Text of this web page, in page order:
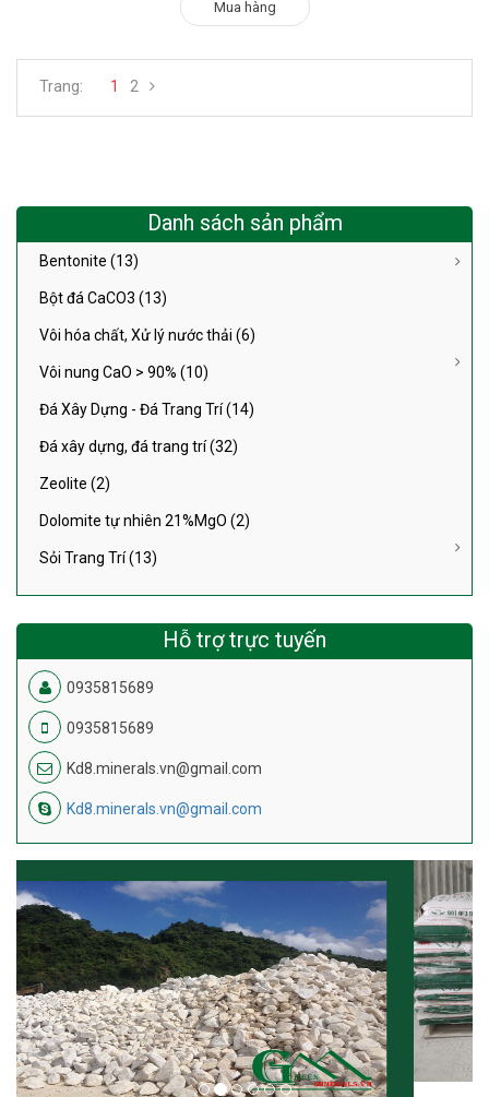
Mua hàng
Trang: 1 2
Danh sách sản phẩm
Bentonite (13)
Bột đá CaCO3 (13)
Vôi hóa chất, Xử lý nước thải (6)
Vôi nung CaO > 90% (10)
Đá Xây Dựng - Đá Trang Trí (14)
Đá xây dựng, đá trang trí (32)
Zeolite (2)
Dolomite tự nhiên 21%MgO (2)
Sỏi Trang Trí (13)
Hỗ trợ trực tuyến
0935815689
0935815689
Kd8.minerals.vn@gmail.com
Kd8.minerals.vn@gmail.com